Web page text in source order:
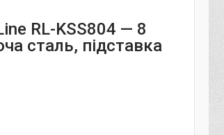
RL-KSS804 — 8
сталь, підставка